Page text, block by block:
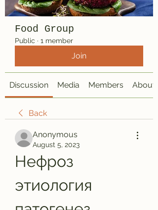
Food Group
Public · 1 member
Join
Discussion Media Members About
Back
Anonymous
August 5, 2023
Нефроз
этиология